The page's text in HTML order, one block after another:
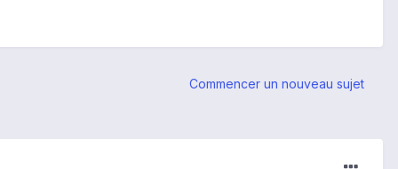
Commencer un nouveau sujet